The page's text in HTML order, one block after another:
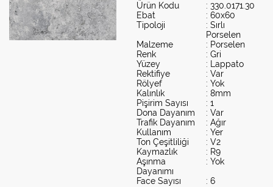
Ürün Kodu
: 330.0171.30
Ebat
: 60x60
Tipoloji
: Sırlı
Porselen
Malzeme
: Porselen
Renk
: Gri
Yüzey
: Lappato
Rektifiye
: Var
Rölyef
: Yok
Kalınlık
: 8mm
Pişirim Sayısı
: 1
Dona Dayanım
: Var
Trafik Dayanım
: Ağır
Kullanım
: Yer
Ton Çeşitliliği
: V2
Kaymazlık
: R9
Aşınma
Dayanımı
: Yok
Face Sayısı
: 6